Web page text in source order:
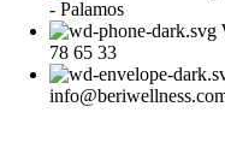
- Palamos
78 65 33